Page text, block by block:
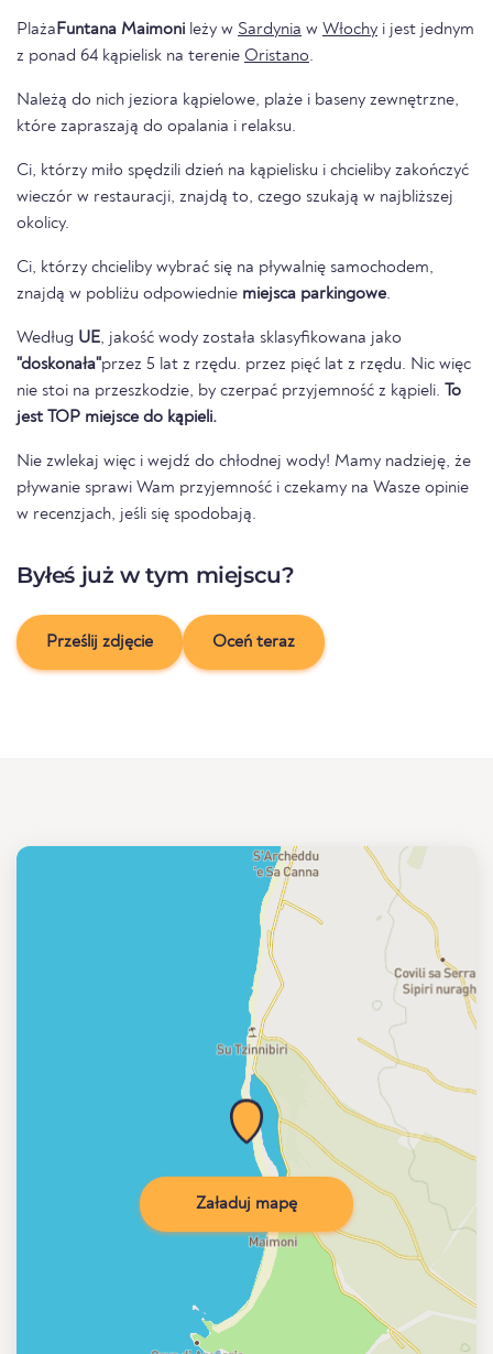
PlażaFuntana Maimoni leży w Sardynia w Włochy i jest jednym
z ponad 64 kąpielisk na terenie Oristano.
Należą do nich jeziora kąpielowe, plaże i baseny zewnętrzne,
które zapraszają do opalania i relaksu.
Ci, którzy miło spędzili dzień na kąpielisku i chcieliby zakończyć
wieczór w restauracji, znajdą to, czego szukają w najbliższej
okolicy.
Ci, którzy chcieliby wybrać się na pływalnię samochodem,
znajdą w pobliżu odpowiednie miejsca parkingowe.
Według UE, jakość wody została sklasyfikowana jako
"doskonała"przez 5 lat z rzędu. przez pięć lat z rzędu. Nic więc
nie stoi na przeszkodzie, by czerpać przyjemność z kąpieli. To
jest TOP miejsce do kąpieli.
Nie zwlekaj więc i wejdź do chłodnej wody! Mamy nadzieję, że
pływanie sprawi Wam przyjemność i czekamy na Wasze opinie
w recenzjach, jeśli się spodobają.
Byłeś już w tym miejscu?
Prześlij zdjęcie Oceń teraz
Załaduj mapę